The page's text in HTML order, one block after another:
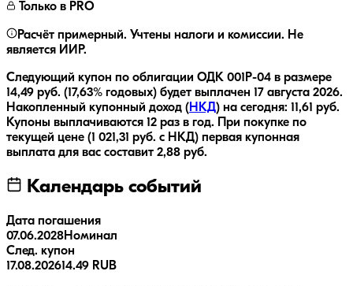
Только в PRO
Расчёт примерный. Учтены налоги и комиссии. Не
является ИИР.
Следующий купон по облигации ОДК 001P-04 в размере
14,49 руб. (17,63% годовых) будет выплачен 17 августа 2026.
Накопленный купонный доход ( НКД) на сегодня: 11,61 руб.
Купоны выплачиваются 12 раз в год.
При покупке по
текущей цене (1 021,31 руб. с НКД) первая купонная
выплата для вас составит 2,88 руб.
Календарь событий
Дата погашения
07.06.2028Номинал
След. купон
17.08.202614.49 RUB